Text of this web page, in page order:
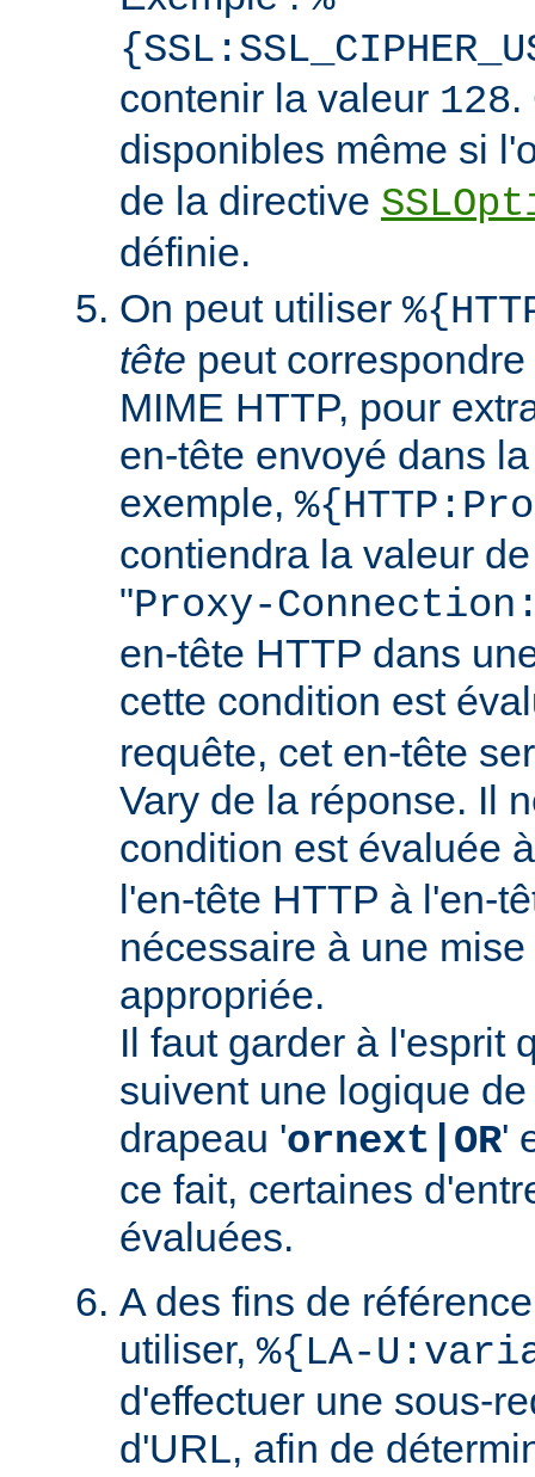
contenir la valeur 128.
disponibles même si
de la directive
définie.
On peut utiliser
tête peut
MIME HTTP, pour
en-tête envoyé dans
exemple,
contiendra la valeur
"Proxy-
en-tête HTTP dans
cette condition est
requête, cet en-tête
Vary de la réponse. Il
condition est évaluée
l'en-tête HTTP à l'en-
nécessaire à une
appropriée.
Il faut garder à l'esprit
suivent une logique
drapeau 'ornext|OR'
ce fait, certaines
évaluées.
A des fins de
utiliser, %{LA-
d'effectuer une sous-
d'URL, afin de